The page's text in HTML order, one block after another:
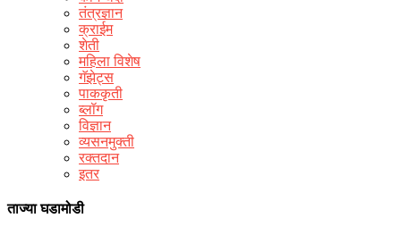
तंत्रज्ञान
क्राईम
शेती
महिला विशेष
गॅझेट्स
पाककृती
ब्लॉग
विज्ञान
व्यसनमुक्ती
रक्‍तदान
इतर
ताज्या घडामोडी